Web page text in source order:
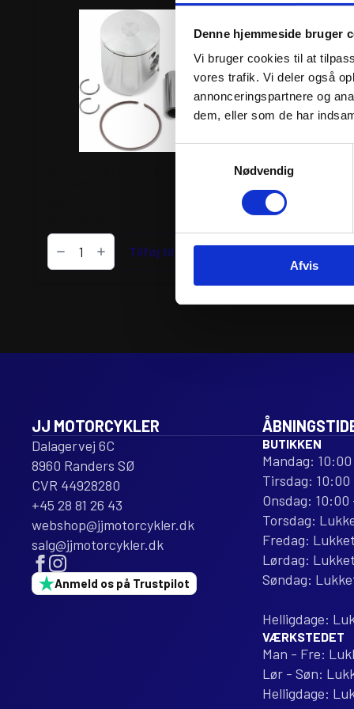
Denne hjemmeside bruger
Vi bruger cookies til at
vores trafik. Vi deler også
annonceringspartnere og
dem, eller som de har
Samtykkevalg
Nødvendig
Afvis
ATHENA
PISTON
KIT
Tilføj til kurv
ATHENA PISTON KIT
1.101 kr.
inkl. moms
JJ MOTORCYKLER
Dalagervej 6C
8960 Randers SØ
CVR 44928280
+45 28 81 26 43
webshop@jjmotorcykler.dk
salg@jjmotorcykler.dk
Anmeld os på Trustpilot
BUTIKKEN
Mandag:
Tirsdag: 10:00
Onsdag: 10:00
Torsdag:
Fredag: Lukket
Lørdag: Lukket
Søndag:
Helligdage:
VÆRKSTEDET
Man - Fre:
Lør - Søn:
Helligdage: